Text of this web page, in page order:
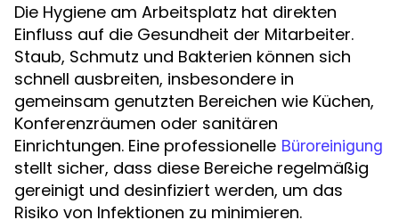
Die Hygiene am Arbeitsplatz hat direkten
Einfluss auf die Gesundheit der Mitarbeiter.
Staub, Schmutz und Bakterien können sich
schnell ausbreiten, insbesondere in
gemeinsam genutzten Bereichen wie Küchen,
Konferenzräumen oder sanitären
Einrichtungen. Eine professionelle Büroreinigung
stellt sicher, dass diese Bereiche regelmäßig
gereinigt und desinfiziert werden, um das
Risiko von Infektionen zu minimieren.